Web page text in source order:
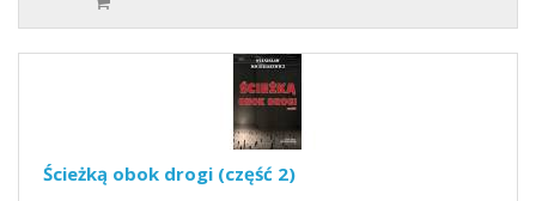
Ścieżką obok drogi (część 2)